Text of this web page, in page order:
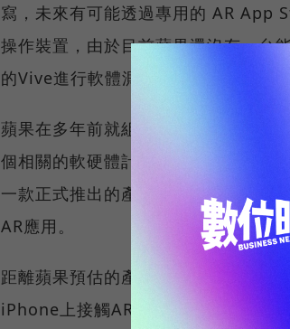
寫，未來有可能透過專用的 AR App
操作裝置，由於目前蘋果還沒有一台
的Vive進行軟體測試。
蘋果在多年前就組成專門團隊發展
個相關的軟硬體計畫，蘋果在
一款正式推出的產品，隨著iPhone X
AR應用。
距離蘋果預估的產品成行時間還有兩
iPhone上接觸AR應用，不過分析認